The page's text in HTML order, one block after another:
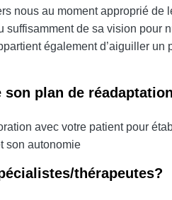
nous au moment approprié de
suffisamment de sa vision
également d’aiguiller
plan de
avec votre patient pour
son autonomie
thérapeutes?